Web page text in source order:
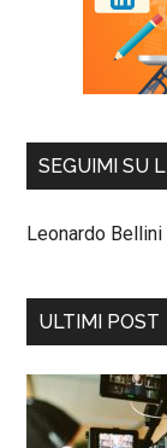
SEGUIMI SU
Leonardo Bellini
ULTIMI POST